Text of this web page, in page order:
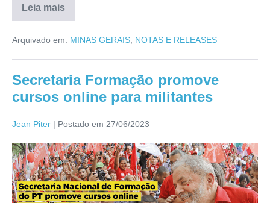
Leia mais
Arquivado em: MINAS GERAIS NOTAS E RELEASES
Secretaria Formação promove
cursos online para militantes
Jean Piter | Postado em 27/06/2023